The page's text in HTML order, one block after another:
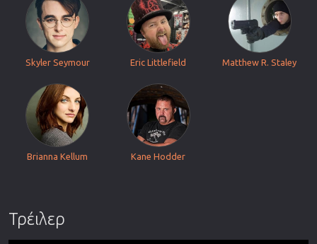
Skyler Seymour Eric Littlefield Matthew R. Staley
Brianna Kellum Kane Hodder
Τρέιλερ